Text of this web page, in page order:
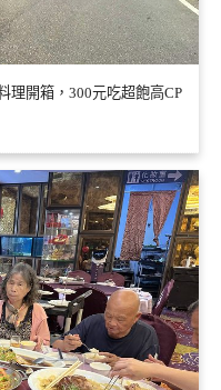
理開箱，300元吃超飽高CP